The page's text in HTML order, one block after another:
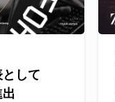
して